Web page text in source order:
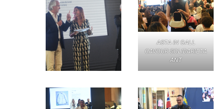
ASTA IN GALL
CAVOUR SOLIDARIETA
ANT